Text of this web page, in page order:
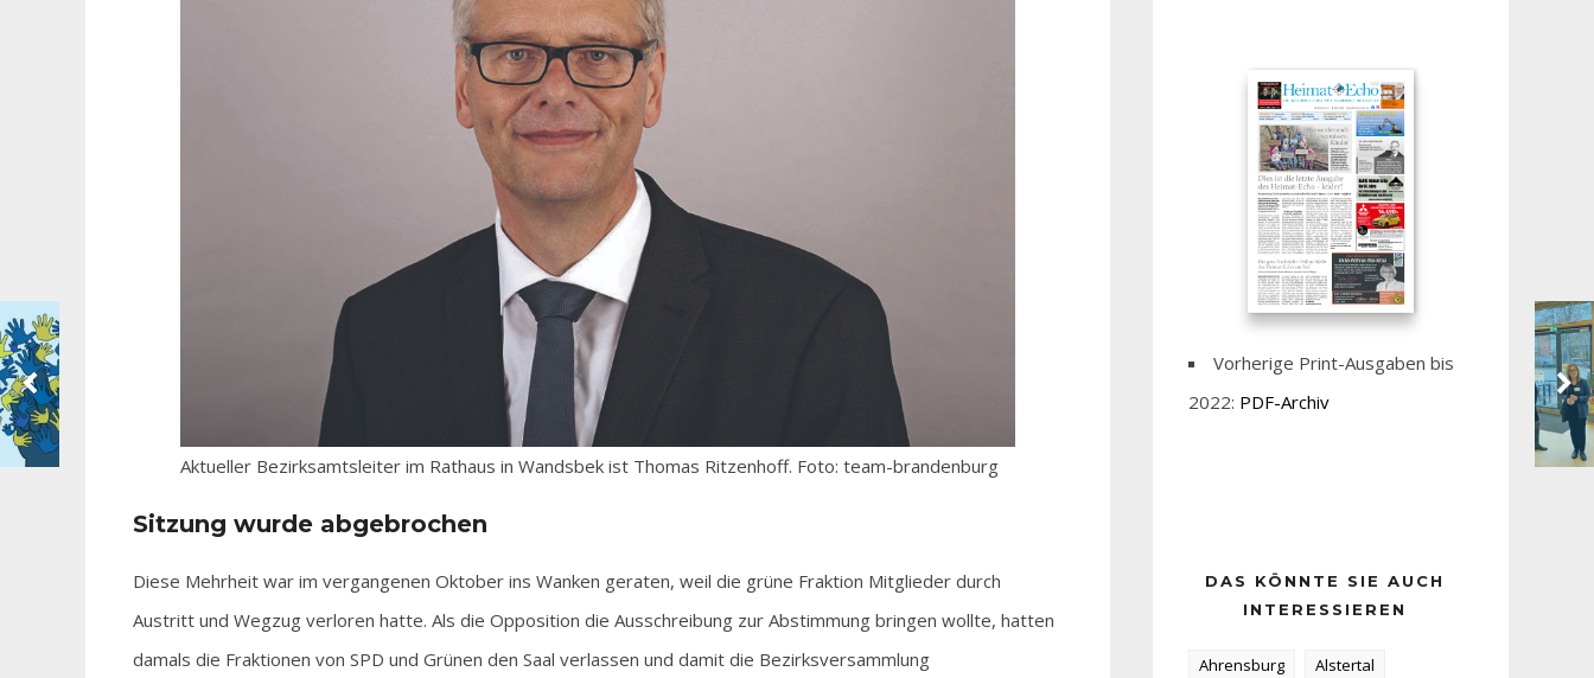
Aktueller Bezirksamtsleiter im Rathaus in Wandsbek ist Thomas Ritzenhoff. Foto: team-brandenburg
Sitzung wurde abgebrochen
Diese Mehrheit war im vergangenen Oktober ins Wanken geraten, weil die grüne Fraktion Mitglieder durch
Austritt und Wegzug verloren hatte. Als die Opposition die Ausschreibung zur Abstimmung bringen wollte, hatten
damals die Fraktionen von SPD und Grünen den Saal verlassen und damit die Bezirksversammlung
Vorherige Print-Ausgaben bis
2022: PDF-Archiv
DAS KÖNNTE SIE AUCH
INTERESSIEREN
Ahrensburg
Alstertal